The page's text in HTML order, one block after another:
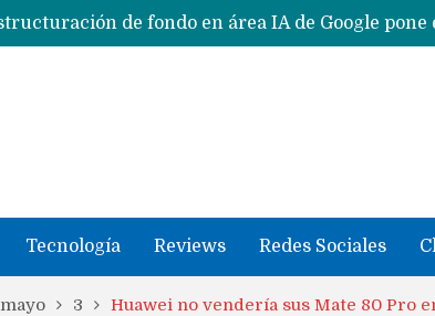
Tecnología Reviews Redes Sociales
mayo 3 Huawei no vendería sus Mate 80 Pro